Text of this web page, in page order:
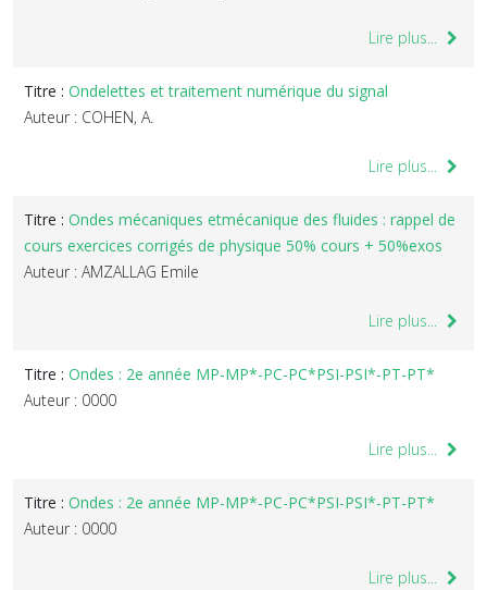
Lire plus...
Titre : Ondelettes et traitement numérique du signal
Auteur : COHEN, A.
Lire plus...
Titre : Ondes mécaniques etmécanique des fluides : rappel de
cours exercices corrigés de physique 50% cours + 50%exos
Auteur : AMZALLAG Emile
Lire plus...
Titre : Ondes : 2e année MP-MP*-PC-PC*PSI-PSI*-PT-PT*
Auteur : 0000
Lire plus...
Titre : Ondes : 2e année MP-MP*-PC-PC*PSI-PSI*-PT-PT*
Auteur : 0000
Lire plus...